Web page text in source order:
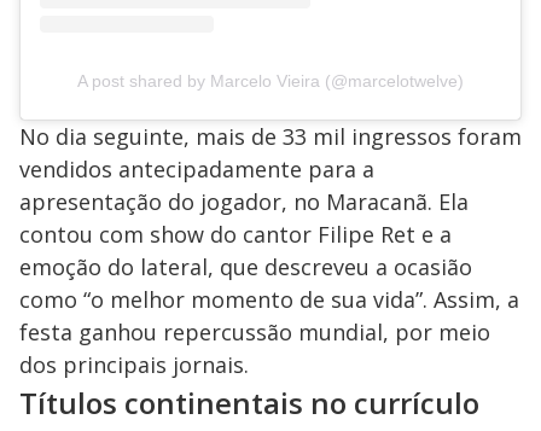
A post shared by Marcelo Vieira (@marcelotwelve)
No dia seguinte, mais de 33 mil ingressos foram
vendidos antecipadamente para a
apresentação do jogador, no Maracanã. Ela
contou com show do cantor Filipe Ret e a
emoção do lateral, que descreveu a ocasião
como “o melhor momento de sua vida”. Assim, a
festa ganhou repercussão mundial, por meio
dos principais jornais.
Títulos continentais no currículo